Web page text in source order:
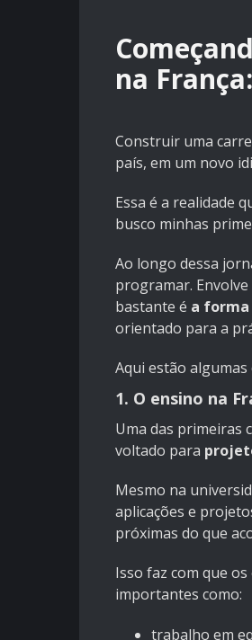
na
Construir uma
país, em um novo
Essa é a realidade
busco minhas
Ao longo dessa
programar.
bastante é a forma
orientado para a
Aqui estão
1. O ensino na
Uma das primeiras
voltado para
Mesmo na
aplicações e
próximas do que
Isso faz com que
importantes como:
trabalho em